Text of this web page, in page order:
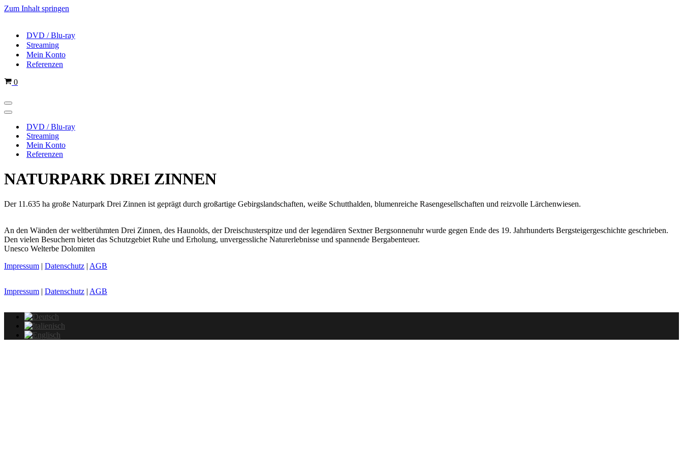
Zum Inhalt springen
DVD / Blu-ray
Streaming
Mein Konto
Referenzen
Warenkorb
0
Navigations-
Menü
Navigations-
DVD / Blu-ray
Streaming
Mein Konto
Referenzen
NATURPARK DREI ZINNEN
Der 11.635 ha große Naturpark Drei Zinnen ist geprägt durch großartige Gebirgslandschaften, weiße Schutthalden, blumenreiche Rasengesellschaften und reizvolle Lärchenwiesen.
An den Wänden der weltberühmten Drei Zinnen, des Haunolds, der Dreischusterspitze und der legendären Sextner Bergsonnenuhr wurde gegen Ende des 19. Jahrhunderts Bergsteigergeschichte geschrieben.
Den vielen Besuchern bietet das Schutzgebiet Ruhe und Erholung, unvergessliche Naturerlebnisse und spannende Bergabenteuer.
Unesco Welterbe Dolomiten
Impressum | Datenschutz | AGB
Impressum | Datenschutz | AGB